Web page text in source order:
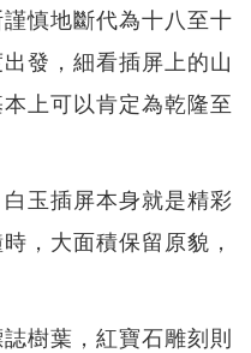
慎地斷代為十八至十
發，細看插屏上的山
上可以肯定為乾隆至
玉插屏本身就是精彩
，大面積保留原貌，
樹葉，紅寶石雕刻則